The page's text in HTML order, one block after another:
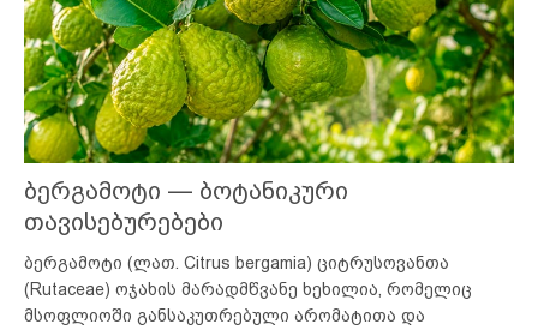
ბერგამოტი — ბოტანიკური
თავისებურებები
ბერგამოტი (ლათ. Citrus bergamia) ციტრუსოვანთა
(Rutaceae) ოჯახის მარადმწვანე ხეხილია, რომელიც
მსოფლიოში განსაკუთრებული არომატითა და